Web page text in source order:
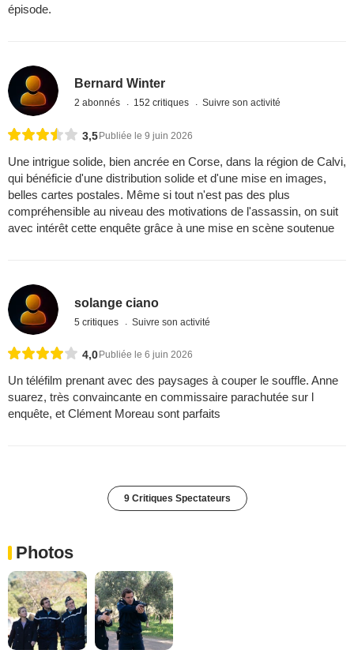
épisode.
Bernard Winter
2 abonnés 152 critiques Suivre son activité
3,5 Publiée le 9 juin 2026
Une intrigue solide, bien ancrée en Corse, dans la région de Calvi,
qui bénéficie d'une distribution solide et d'une mise en images,
belles cartes postales. Même si tout n'est pas des plus
compréhensible au niveau des motivations de l'assassin, on suit
avec intérêt cette enquête grâce à une mise en scène soutenue
solange ciano
5 critiques Suivre son activité
4,0 Publiée le 6 juin 2026
Un téléfilm prenant avec des paysages à couper le souffle. Anne
suarez, très convaincante en commissaire parachutée sur l
enquête, et Clément Moreau sont parfaits
9 Critiques Spectateurs
Photos